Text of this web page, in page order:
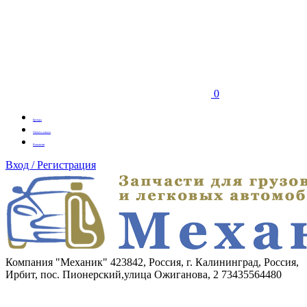
0
Бренды
Оплата заказа
Вакансии
Вход / Регистрация
Компания "Механик" 423842, Россия, г. Калининград, Россия,
Ирбит, пос. Пионерский,улица Ожиганова, 2 73435564480